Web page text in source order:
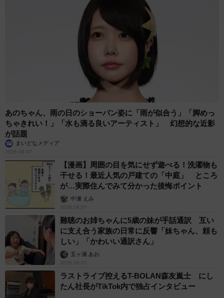
あのちゃん、雨の日のショーパン姿に「雨が似合う」「脚めっ
ちゃきれい！」「水も滴る良いアーティスト」 幻想的な近影
が話題
まいどなメディア
2026.08.07
【漫画】周囲の目を気にせず遊べる！洗濯物も
干せる！最近人気の戸建ての「中庭」 ところ
が…実際住んでみて分かった後悔ポイント
中瀬 えみ
2026.08.07
難聴のお姉ちゃんに5歳の妹が手話通訳 互い
に支え合う家族の日常に反響「妹ちゃん、頼も
しい」「かわいい通訳さん」
五ヶ瀬 あお
2026.08.07
ラストライブ控えるT-BOLAN森友嵐士 にし
たん社長がTikTok内で独占インタビュー